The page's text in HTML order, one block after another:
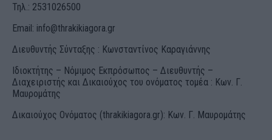
Τηλ.: 2531026500
Email: info@thrakikiagora.gr
Διευθυντής Σύνταξης : Κωνσταντίνος Καραγιάννης
Ιδιοκτήτης – Νόμιμος Εκπρόσωπος – Διευθυντής –
Διαχειριστής και Δικαιούχος του ονόματος τομέα : Κων. Γ.
Μαυρομάτης
Δικαιούχος Ονόματος (thrakikiagora.gr): Κων. Γ. Μαυρομάτης